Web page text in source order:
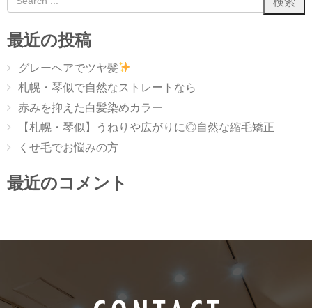
最近の投稿
グレーヘアでツヤ髪
札幌・琴似で自然なストレートなら
赤みを抑えた白髪染めカラー
【札幌・琴似】うねりや広がりに◎自然な縮毛矯正
くせ毛でお悩みの方
最近のコメント